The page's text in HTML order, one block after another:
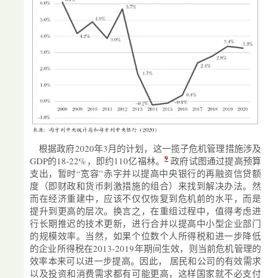
根据政府2020年3月的计划，这一揽子危机管理措施涉及
GDP的18-22%，即约110亿福林。9政府试图通过提高预算
支出，暂时“宽容”赤字并以提高中央银行的再融资信贷额
度（即财政和货币刺激措施的组合）来找到解决办法。然
而在经济重建中，应该不仅仅恢复到危机前的水平，而是
提升到更高的层次。换言之，在重组过程中，值得考虑进
行长期推迟的技术更新，进行合并以提高中小型企业部门
的规模效率。当然，如果个位数个人所得税和进一步降低
的企业所得税在2013-2019年期间生效，则当前危机管理的
效率本来可以进一步提高。因此， 居民和公司的有效需求
以及投资和消费需求都有可能更高，这样国家就不必支付